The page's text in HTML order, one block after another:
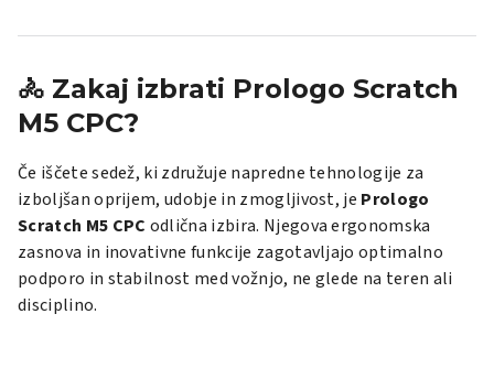
🚴 Zakaj izbrati Prologo Scratch
M5 CPC?
Če iščete sedež, ki združuje napredne tehnologije za
izboljšan oprijem, udobje in zmogljivost, je Prologo
Scratch M5 CPC odlična izbira. Njegova ergonomska
zasnova in inovativne funkcije zagotavljajo optimalno
podporo in stabilnost med vožnjo, ne glede na teren ali
disciplino.